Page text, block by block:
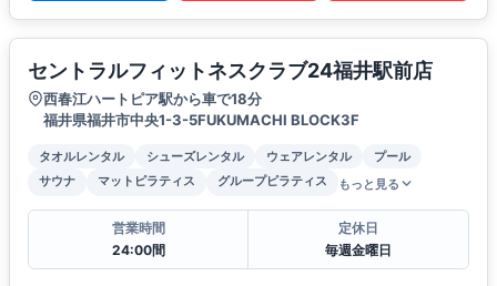
セントラルフィットネスクラブ24福井駅前店
西春江ハートピア駅から車で18分
福井県福井市中央1-3-5FUKUMACHI BLOCK3F
タオルレンタル シューズレンタル ウェアレンタル
プール
サウナ
マットピラティス グループピラティス もっと見る
営業時間
24:00間
定休日
毎週金曜日